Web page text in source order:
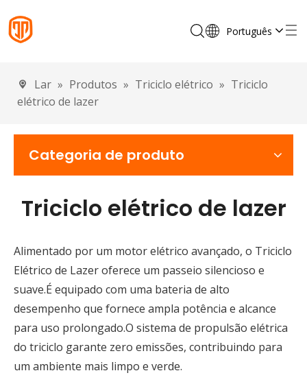
Português
Español
Lar » Produtos » Triciclo elétrico » Triciclo
elétrico de lazer
Triciclo elétrico de lazer
Alimentado por um motor elétrico avançado, o Triciclo
Elétrico de Lazer oferece um passeio silencioso e
suave.É equipado com uma bateria de alto
desempenho que fornece ampla potência e alcance
para uso prolongado.O sistema de propulsão elétrica
do triciclo garante zero emissões, contribuindo para
um ambiente mais limpo e verde.
Categoria de produto